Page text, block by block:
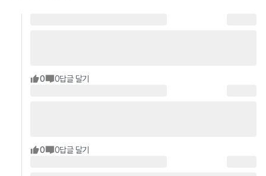
0 0답글 달기
0 0답글 달기